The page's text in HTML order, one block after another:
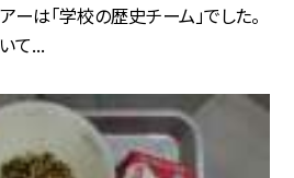
は「学校の歴史チーム」でした。
て...